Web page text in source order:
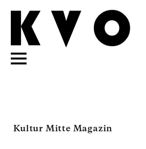
Kultur Mitte Magazin